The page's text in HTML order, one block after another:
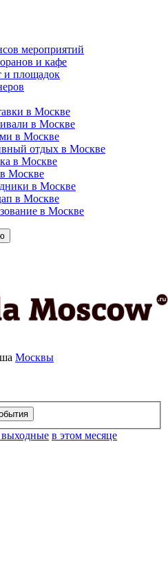
мероприятий
и кафе
и площадок
в Москве
в Москве
в Москве
отдых в Москве
в Москве
Москве
в Москве
в Москве
в Москве
Москвы
выходные в этом месяце